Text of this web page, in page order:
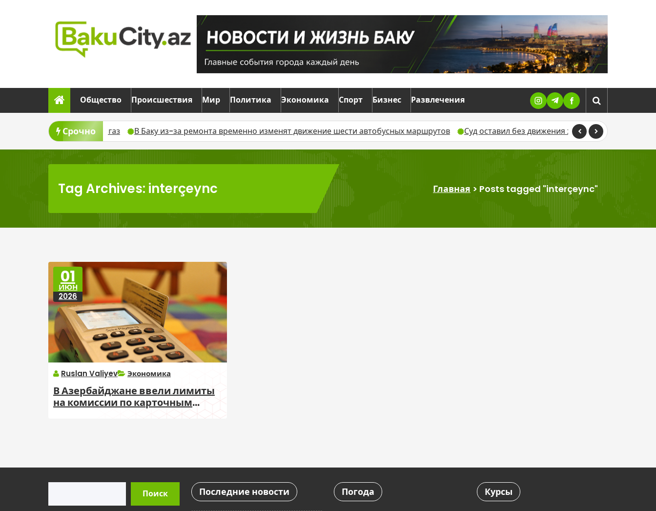
Общество Происшествия Мир Политика Экономика Спорт Бизнес Развлечения
Срочно
временно отключат газ В Баку из-за ремонта временно изменят движение шести автобусных маршрутов Суд оставил без движения жалобу Севиндж
Tag Archives: interçeync Главная > Posts tagged "interçeync"
01
ИЮН
2026
Ruslan Valiyev Экономика
В Азербайджане ввели лимиты
на комиссии по карточным
Поиск Последние новости Погода Курсы